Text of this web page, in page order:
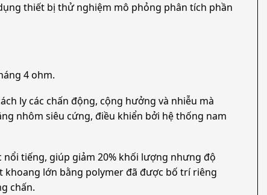
thiết bị thử nghiệm mô phỏng phân tích phần
4 ohm.
ly các chấn động, cộng hưởng và nhiễu mà
nhôm siêu cứng, điều khiển bởi hệ thống nam
tiếng, giúp giảm 20% khối lượng nhưng độ
khoang lớn bằng polymer đã được bố trí riêng
chấn.